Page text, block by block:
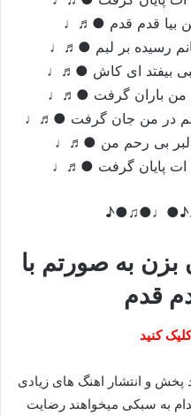
من بیا قدم قدم ●♬♩
رسیده بر لبم ●♬♩
بیفتد ای کاش ●♬♩
من باران گرفت ●♬♩
در من جان گرفت ●♬♩
دلبر بی رحم من ●♬♩
ات پایان گرفت ●♬♩
به صورتم با
قدم
کنید
پخش و انتشار اهنگ های زیادی
به سبکی میخواهند رضایت